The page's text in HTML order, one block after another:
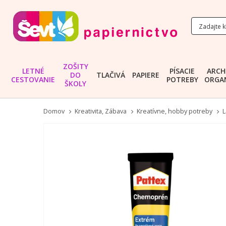
LETNÉ
CESTOVANIE
ZOŠITY
DO
ŠKOLY
TLAČIVÁ PAPIERE
PÍSACIE
POTREBY
Domov Kreativita, Zábava Kreatívne, hobby potreby